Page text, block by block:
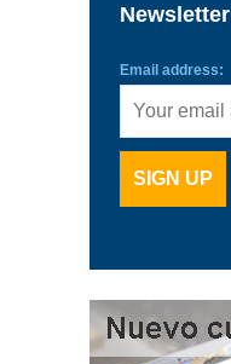
Newsletter
Email address: